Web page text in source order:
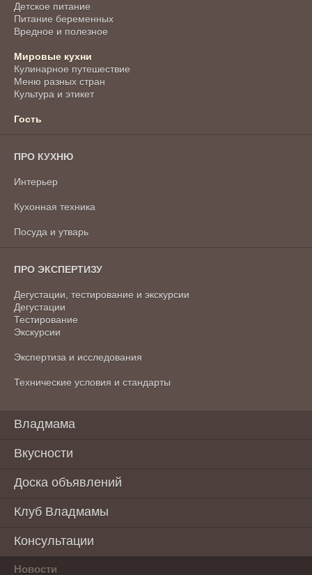
Детское питание
Питание беременных
Вредное и полезное
Мировые кухни
Кулинарное путешествие
Меню разных стран
Культура и этикет
Гость
ПРО КУХНЮ
Интерьер
Кухонная техника
Посуда и утварь
ПРО ЭКСПЕРТИЗУ
Дегустации, тестирование и экскурсии
Дегустации
Тестирование
Экскурсии
Экспертиза и исследования
Технические условия и стандарты
Владмама
Вкусности
Доска объявлений
Клуб Владмамы
Консультации
Новости